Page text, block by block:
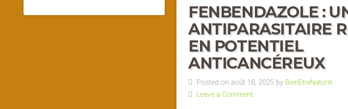
FENBENDAZOLE :
ANTIPARASITAIRE
EN POTENTIEL
ANTICANCÉREUX
Posted on août 18, 2025 by BienEtreNaturel
Leave a Comment